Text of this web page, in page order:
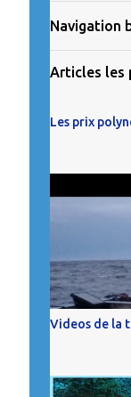
Navigation
Articles les
Les prix
Videos de la